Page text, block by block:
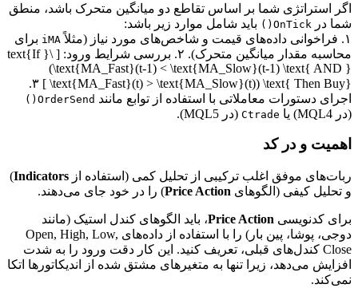
اگر استراتژی شما بر اساس تقاطع دو میانگین متحرک باشد، منطق
شما در
OnTick()
باید شامل موارد زیر باشد:
۱. فراخوانی داده‌های قیمت و شاخص‌های مورد نیاز (مثلاً
iMA برای
محاسبه مقدار میانگین متحرک). ۲. بررسی شرایط ورود: [ \text{If }
(\text{MA_Fast}(t-1) < \text{MA_Slow}(t-1) \text{ AND }
\text{MA_Fast}(t) > \text{MA_Slow}(t)) \text{ Then Buy} ] ۳.
اجرای دستورات معاملاتی با استفاده از توابع مانند OrderSend()
(در MQL4) یا Ctrade (در MQL5).
اهمیت و در کد
ربات‌های موفق اغلب ترکیبی از تحلیل کمی (استفاده از Indicators
)
و تحلیل کیفی (الگوهای Price Action) را در خود جای می‌دهند.
برای کدنویسی Price Action، باید الگوهای کندل استیک (مانند
دوجی، پوشا، پین بار) را با استفاده از داده‌های Open, High, Low,
Close کندل‌های قبلی، تعریف کنید. این کار دقت ورود را به شدت
افزایش می‌دهد، زیرا تنها به متغیرهای مشتق شده از اندیکاتورها اتکا
نمی‌کند.